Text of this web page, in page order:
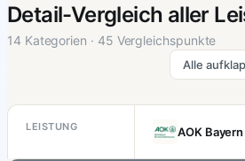
Detail-Vergleich aller
14 Kategorien · 45 Vergleichspunkte
Alle
LEISTUNG AOK Bayern